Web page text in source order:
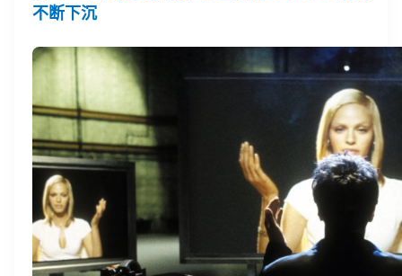
不断下沉
我已阅读并同意 和通讯云隐私政策
提交
不了，谢谢
登录即时通讯云